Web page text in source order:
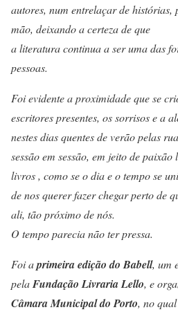
autores, num entrelaçar de histórias,
mão, deixando a certeza de que
a literatura continua a ser uma das
pessoas.
Foi evidente a proximidade que se
escritores presentes, os sorrisos e a
nestes dias quentes de verão pelas
sessão em sessão, em jeito de
livros , como se o dia e o tempo se
de nos querer fazer chegar perto de
ali, tão próximo de nós.
O tempo parecia não ter pressa.
Foi aprimeira edição do Babell, um
pelaFundação Livraria Lello, e
Câmara Municipal do Porto, no